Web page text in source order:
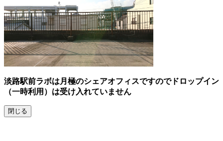
by
FameThemes
淡路駅前ラボは月極のシェアオフィスですのでドロップイン
（一時利用）は受け入れていません
閉じる